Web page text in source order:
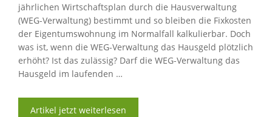
jährlichen Wirtschaftsplan durch die Hausverwaltung
(WEG-Verwaltung) bestimmt und so bleiben die Fixkosten
der Eigentumswohnung im Normalfall kalkulierbar. Doch
was ist, wenn die WEG-Verwaltung das Hausgeld plötzlich
erhöht? Ist das zulässig? Darf die WEG-Verwaltung das
Hausgeld im laufenden …
Artikel jetzt weiterlesen